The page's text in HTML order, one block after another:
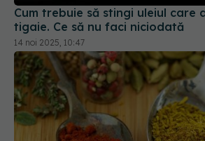
14 noi 2025, 10:47